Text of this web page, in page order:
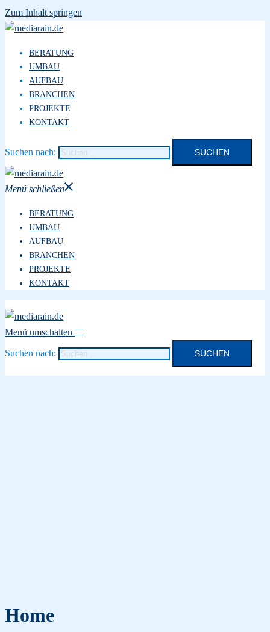
Zum Inhalt springen
BERATUNG
UMBAU
AUFBAU
BRANCHEN
PROJEKTE
KONTAKT
Suchen nach:
Menü schließen
BERATUNG
UMBAU
AUFBAU
BRANCHEN
PROJEKTE
KONTAKT
Menü umschalten
Suchen nach:
Home